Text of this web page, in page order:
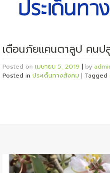
เตือนภัยแคนตาลูป คนป
Posted on เมษายน 5, 2019 | by
Posted in ประเด็นทางสังคม | Tagged